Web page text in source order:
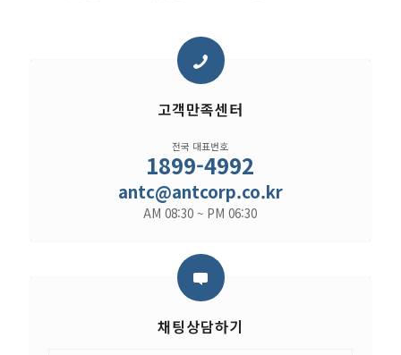
고객만족센터
전국 대표번호
1899-4992
antc@antcorp.co.kr
AM 08:30 ~ PM 06:30
채팅상담하기